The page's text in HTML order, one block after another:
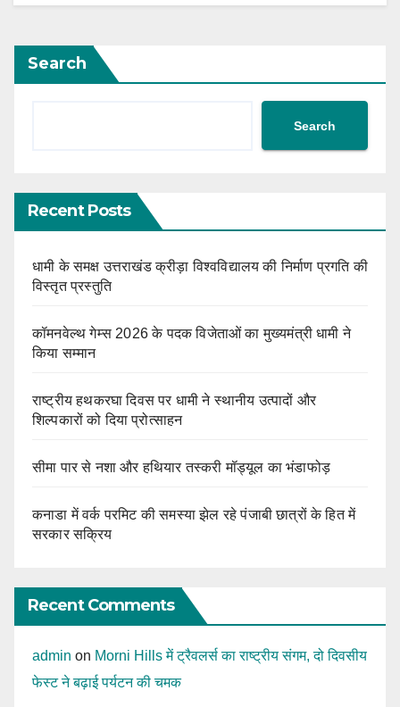
Search
Search
Recent Posts
धामी के समक्ष उत्तराखंड क्रीड़ा विश्वविद्यालय की निर्माण प्रगति की
विस्तृत प्रस्तुति
कॉमनवेल्थ गेम्स 2026 के पदक विजेताओं का मुख्यमंत्री धामी ने
किया सम्मान
राष्ट्रीय हथकरघा दिवस पर धामी ने स्थानीय उत्पादों और
शिल्पकारों को दिया प्रोत्साहन
सीमा पार से नशा और हथियार तस्करी मॉड्यूल का भंडाफोड़
कनाडा में वर्क परमिट की समस्या झेल रहे पंजाबी छात्रों के हित में
सरकार सक्रिय
Recent Comments
admin on Morni Hills में ट्रैवलर्स का राष्ट्रीय संगम, दो दिवसीय
फेस्ट ने बढ़ाई पर्यटन की चमक